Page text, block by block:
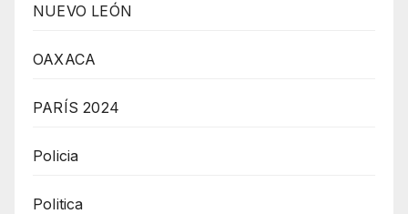
NUEVO LEÓN
OAXACA
PARÍS 2024
Policia
Politica